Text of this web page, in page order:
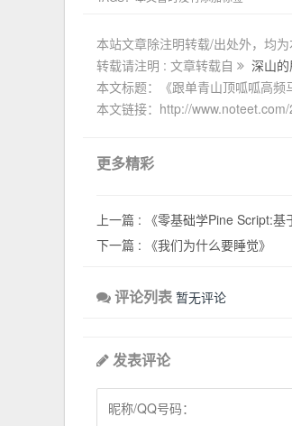
本站文章除注明转载/出处外，均
转载请注明 : 文章转载自
深山
本文标题：《跟单青山顶呱呱高频
本文链接：http://
更多精彩
上一篇 : 《零基础学Pine Script:基
下一篇 : 《我们为什么要睡觉》
评论列表 暂无评论
发表评论